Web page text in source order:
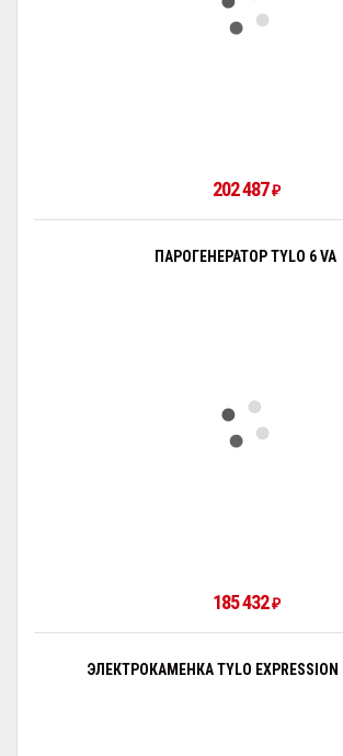
202 487₽
ПАРОГЕНЕРАТОР TYLO 6 VA
185 432₽
ЭЛЕКТРОКАМЕНКА TYLO EXPRESSION